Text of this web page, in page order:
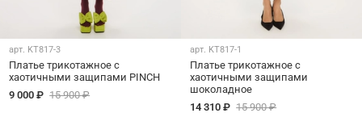
арт. KT817-3
Платье трикотажное с
хаотичными защипами PINCH
9 000 ₽ 15 900 ₽
арт. KT817-1
Платье трикотажное с
хаотичными защипами
шоколадное
14 310 ₽ 15 900 ₽